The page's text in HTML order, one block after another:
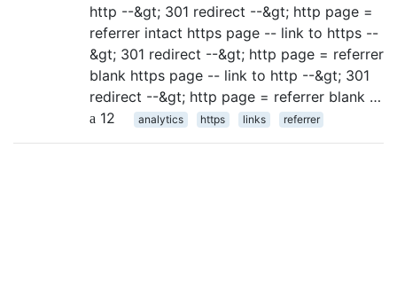
http --&gt; 301 redirect --&gt; http page =
referrer intact https page -- link to https --
&gt; 301 redirect --&gt; http page = referrer
blank https page -- link to http --&gt; 301
redirect --&gt; http page = referrer blank …
12
analytics https links referrer